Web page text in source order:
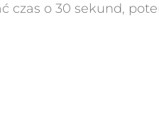
czas o 30 sekund,